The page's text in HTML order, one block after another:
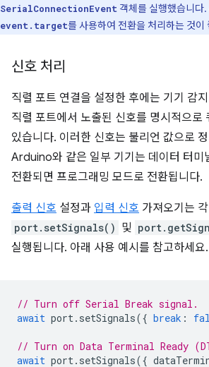
SerialConnectionEvent 객체를 실행했습니다.
event.target를 사용하여 전환을 처리하는 것이
신호 처리
직렬 포트 연결을 설정한 후에는 기기 감
직렬 포트에서 노출된 신호를 명시적으로
있습니다. 이러한 신호는 불리언 값으로
Arduino와 같은 일부 기기는 데이터 터미
전환되면 프로그래밍 모드로 전환됩니다.
출력 신호 설정과 입력 신호 가져오기는
port.setSignals() 및
실행됩니다. 아래 사용 예시를 참고하세요.
// Turn off Serial Break signal.
await port. setSignals({ break :
// Turn on Data Terminal Ready
await port. setSignals({